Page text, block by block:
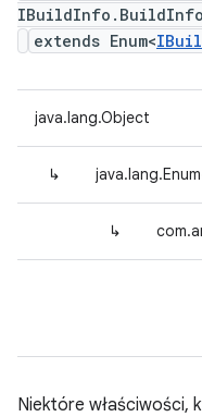
extends Enum<
java.lang.Object
↳
↳
Niektóre właściwości,